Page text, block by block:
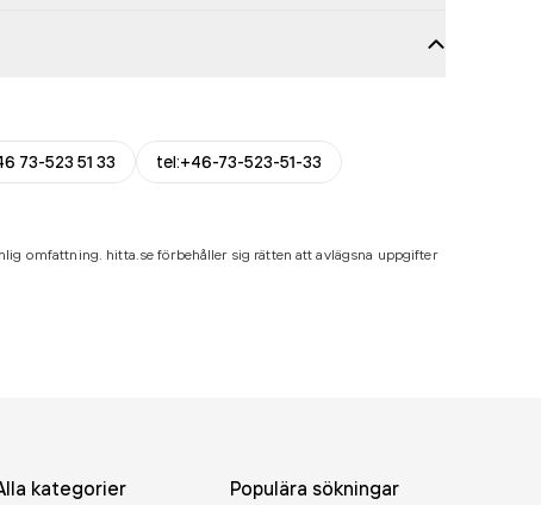
73-523 51 33
tel:+46-73-523-51-33
omfattning. hitta.se förbehåller sig rätten att avlägsna uppgifter
kategorier Populära sökningar